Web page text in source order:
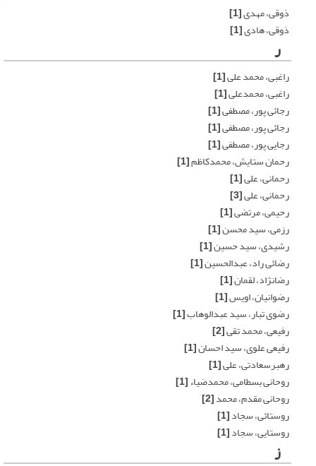
ذوقی، مهدی[1]
ذوقی، هادی[1]
ر
راغبی، محمد علی[1]
راغبی، محمدعلی[1]
رجائی پور، مصطفی[1]
رجائی پور، مصطفی[1]
رجایی پور، مصطفی[1]
رحمان ستایش، محمدکاظم[1]
رحمانی، علی[1]
رحمانی، علی[3]
رحیمی، مرتضی[1]
رزمی، سید محسن[1]
رشیدی، سید حسین[1]
رضائی راد، عبدالحسین[1]
رضانژاد، لقمان[1]
رضوانیان، اویس[1]
رضوی تبار، سید عبدالوهاب[1]
رفیعی، محمد تقی[2]
رفیعی علوی، سید احسان[1]
رهبرسعادتی، علی[1]
روحانی بسطامی، محمدضیاء[1]
روحانی مقدم، محمد[2]
روستائی، سجاد[1]
روستایی، سجاد[1]
ز